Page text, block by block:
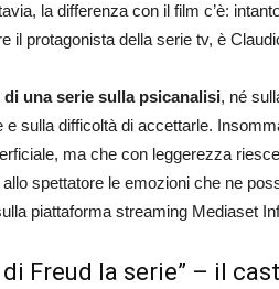
la differenza con il film c’è:
il protagonista della serie tv, è
una serie sulla psicanalisi, né
e sulla difficoltà di accettarle.
ma che con leggerezza
spettatore le emozioni che ne
piattaforma streaming Mediaset
Freud la serie” – il